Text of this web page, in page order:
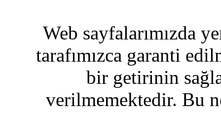
Web sayfalarımızda
tarafımızca garanti
bir getirinin
verilmemektedir. Bu